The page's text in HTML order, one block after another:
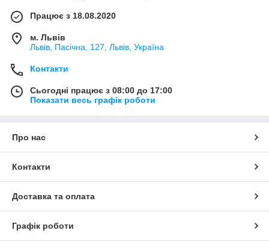
Працює з 18.08.2020
м. Львів
Львів, Пасічна, 127, Львів, Україна
Контакти
Сьогодні працює з 08:00 до 17:00
Показати весь графік роботи
Про нас
Контакти
Доставка та оплата
Графік роботи